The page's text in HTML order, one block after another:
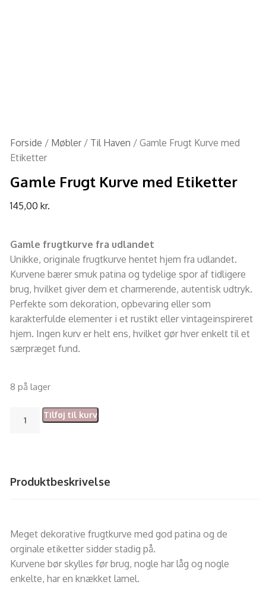
Forside / Møbler/ Til Haven / Gamle Frugt Kurve med
Etiketter
Gamle Frugt Kurve med Etiketter
145,00 kr.
Gamle frugtkurve fra udlandet
Unikke, originale frugtkurve hentet hjem fra udlandet.
Kurvene bærer smuk patina og tydelige spor af tidligere
brug, hvilket giver dem et charmerende, autentisk udtryk.
Perfekte som dekoration, opbevaring eller som
karakterfulde elementer i et rustikt eller vintageinspireret
hjem. Ingen kurv er helt ens, hvilket gør hver enkelt til et
særpræget fund.
8 på lager
Tilføj til kurv
Produktbeskrivelse
Meget dekorative frugtkurve med god patina og de
orginale etiketter sidder stadig på.
Kurvene bør skylles før brug, nogle har låg og nogle
enkelte, har en knækket lamel.